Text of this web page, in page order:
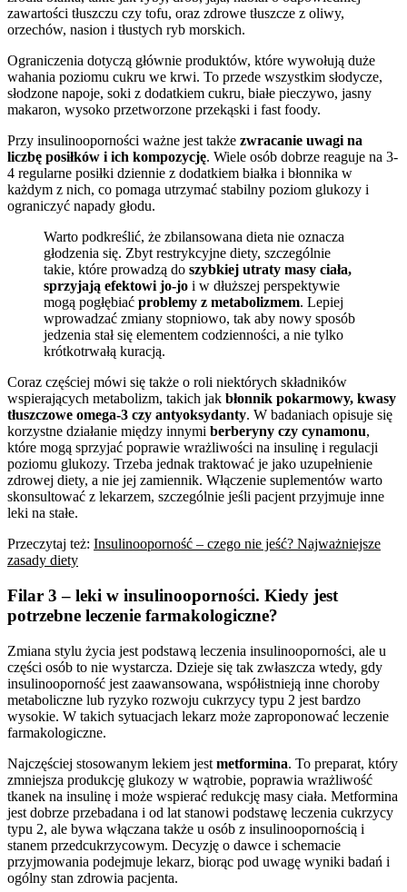
zawartości tłuszczu czy tofu, oraz zdrowe tłuszcze z oliwy,
orzechów, nasion i tłustych ryb morskich.
Ograniczenia dotyczą głównie produktów, które wywołują duże
wahania poziomu cukru we krwi. To przede wszystkim słodycze,
słodzone napoje, soki z dodatkiem cukru, białe pieczywo, jasny
makaron, wysoko przetworzone przekąski i fast foody.
Przy insulinooporności ważne jest także zwracanie uwagi na
liczbę posiłków i ich kompozycję. Wiele osób dobrze reaguje na 3-
4 regularne posiłki dziennie z dodatkiem białka i błonnika w
każdym z nich, co pomaga utrzymać stabilny poziom glukozy i
ograniczyć napady głodu.
Warto podkreślić, że zbilansowana dieta nie oznacza
głodzenia się. Zbyt restrykcyjne diety, szczególnie
takie, które prowadzą do szybkiej utraty masy ciała,
sprzyjają efektowi jo-jo i w dłuższej perspektywie
mogą pogłębiać problemy z metabolizmem. Lepiej
wprowadzać zmiany stopniowo, tak aby nowy sposób
jedzenia stał się elementem codzienności, a nie tylko
krótkotrwałą kuracją.
Coraz częściej mówi się także o roli niektórych składników
wspierających metabolizm, takich jak błonnik pokarmowy, kwasy
tłuszczowe omega-3 czy antyoksydanty. W badaniach opisuje się
korzystne działanie między innymi berberyny czy cynamonu,
które mogą sprzyjać poprawie wrażliwości na insulinę i regulacji
poziomu glukozy. Trzeba jednak traktować je jako uzupełnienie
zdrowej diety, a nie jej zamiennik. Włączenie suplementów warto
skonsultować z lekarzem, szczególnie jeśli pacjent przyjmuje inne
leki na stałe.
Przeczytaj też: Insulinooporność – czego nie jeść? Najważniejsze
zasady diety
Filar 3 – leki w insulinooporności. Kiedy jest
potrzebne leczenie farmakologiczne?
Zmiana stylu życia jest podstawą leczenia insulinooporności, ale u
części osób to nie wystarcza. Dzieje się tak zwłaszcza wtedy, gdy
insulinooporność jest zaawansowana, współistnieją inne choroby
metaboliczne lub ryzyko rozwoju cukrzycy typu 2 jest bardzo
wysokie. W takich sytuacjach lekarz może zaproponować leczenie
farmakologiczne.
Najczęściej stosowanym lekiem jest metformina. To preparat, który
zmniejsza produkcję glukozy w wątrobie, poprawia wrażliwość
tkanek na insulinę i może wspierać redukcję masy ciała. Metformina
jest dobrze przebadana i od lat stanowi podstawę leczenia cukrzycy
typu 2, ale bywa włączana także u osób z insulinoopornością i
stanem przedcukrzycowym. Decyzję o dawce i schemacie
przyjmowania podejmuje lekarz, biorąc pod uwagę wyniki badań i
ogólny stan zdrowia pacjenta.